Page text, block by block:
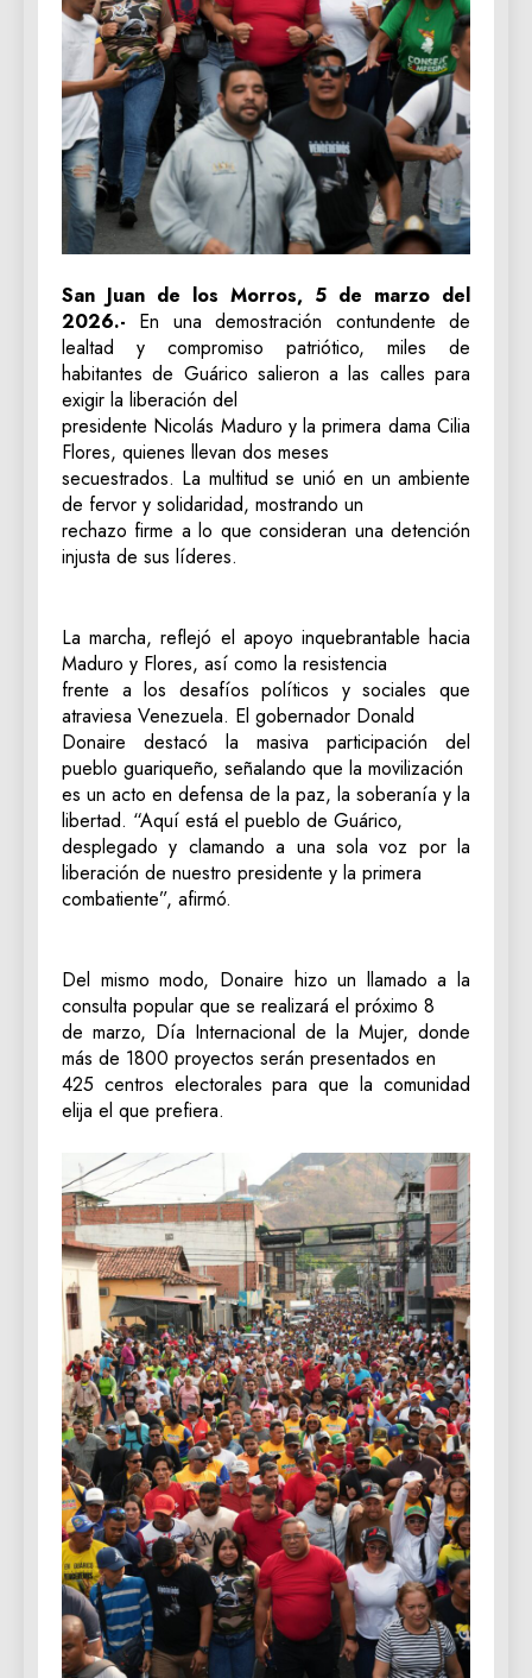
San Juan de los Morros, 5 de marzo del
2026.- En una demostración contundente de
lealtad y compromiso patriótico, miles de
habitantes de Guárico salieron a las calles para
exigir la liberación del
presidente Nicolás Maduro y la primera dama Cilia
Flores, quienes llevan dos meses
secuestrados. La multitud se unió en un ambiente
de fervor y solidaridad, mostrando un
rechazo firme a lo que consideran una detención
injusta de sus líderes.
La marcha, reflejó el apoyo inquebrantable hacia
Maduro y Flores, así como la resistencia
frente a los desafíos políticos y sociales que
atraviesa Venezuela. El gobernador Donald
Donaire destacó la masiva participación del
pueblo guariqueño, señalando que la movilización
es un acto en defensa de la paz, la soberanía y la
libertad. “Aquí está el pueblo de Guárico,
desplegado y clamando a una sola voz por la
liberación de nuestro presidente y la primera
combatiente”, afirmó.
Del mismo modo, Donaire hizo un llamado a la
consulta popular que se realizará el próximo 8
de marzo, Día Internacional de la Mujer, donde
más de 1800 proyectos serán presentados en
425 centros electorales para que la comunidad
elija el que prefiera.